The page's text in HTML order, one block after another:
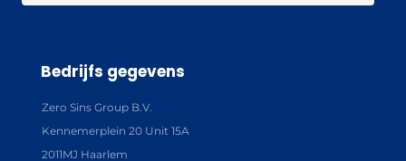
Bedrijfs gegevens
Zero Sins Group B.V.
Kennemerplein 20 Unit 15A
2011MJ Haarlem